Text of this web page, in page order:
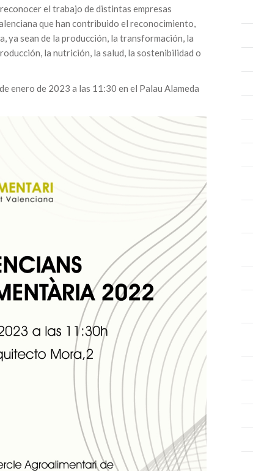
el trabajo de distintas empresas
que han contribuido el reconocimiento,
ya sean de la producción, la transformación, la
la nutrición, la salud, la sostenibilidad o
enero de 2023 a las 11:30 en el Palau Alameda